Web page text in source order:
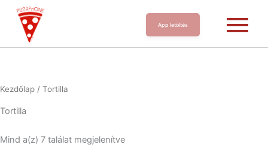
App letöltés
Kezdőlap / Tortilla
Tortilla
Mind a(z) 7 találat megjelenítve